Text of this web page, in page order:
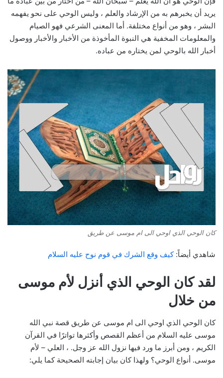
يريد أن يخبرهم به من الإرشاد والعلم ، وليس الوحي على نحو يفهمه
البشر ، وهو من أنواع مختلفة. أما المعنى الشرعي فهو الصيام
والمعلومات المخفية هي النبوة المأخوذة من الأخبار والأخبار ووصول
أخبار الله بالوحي لمن يختاره من عباده.
كان الوحي الذي اوحي الى ام موسى عن طريق
شاهدي أيضاً:كيف وقع الشرك في قوم نوح عليه السلام
لقد كان الوحي الذي أنزل لأم موسى
من خلال
كان الوحي الذي اوحي الى ام موسى عن طريق قصة نبي الله
موسى عليه السلام من أعظم القصص وأكثرها تواترًا في القرآن
الكريم ، ومن أبرز ما ورد فيها نزول الله عز وجل. ، العلي – لأم
موسى. أنواع الوحي؟ ولهذا كان بيان إجابته الصحيحة كما يلي: